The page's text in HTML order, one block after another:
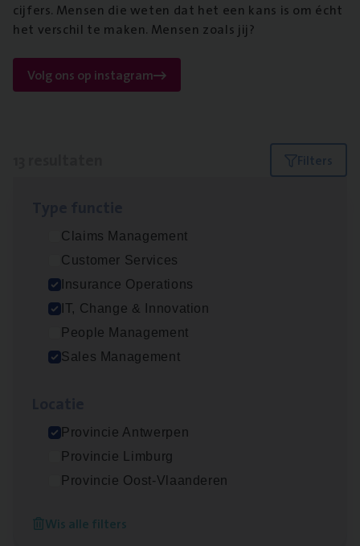
cijfers. Mensen die weten dat het een kans is om écht
het verschil te maken. Mensen zoals jij?
Volg ons op instagram
Filters
Claims Management
Customer Services
Insurance Operations
IT, Change & Innovation
People Management
Sales Management
Provincie Antwerpen
Provincie Limburg
Provincie Oost-Vlaanderen
Wis alle filters
Busi­ness Analyst
IT, Change & Innovation
Antwerpen
Insu­ran­ce Bro­ker Trans­port
(Agi­le)ITPro­ject Manager
Antwerpen